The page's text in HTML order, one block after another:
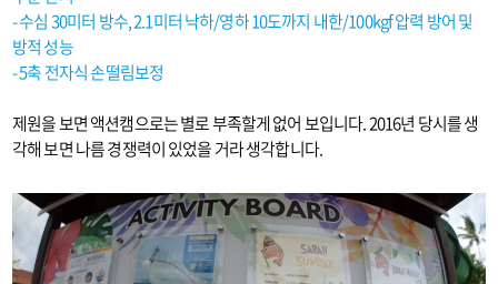
- 수심 30미터 방수, 2.1미터 낙하/영하 10도까지 내한/100kgf 압력 방어 및
방적 성능
- 5축 전자식 손떨림보정
제원을 보면 액션캠으로는 별로 부족할게 없어 보입니다. 2016년 당시를 생
각해 보면 나름 경쟁력이 있었을 거라 생각합니다.